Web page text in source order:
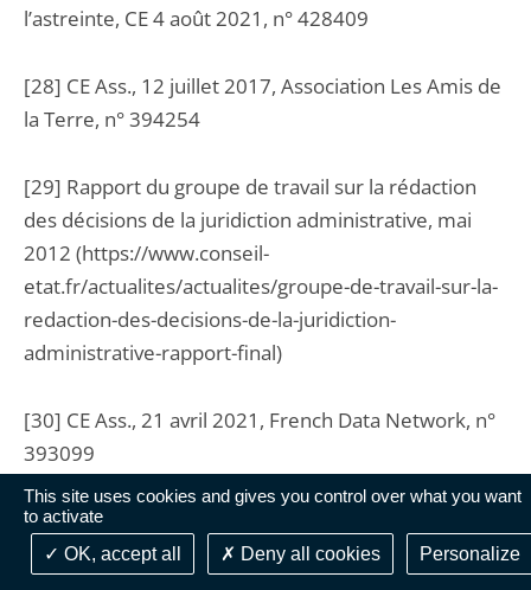
This site uses cookies and gives you control over what you want
to activate
OK, accept all
Deny all cookies Personalize
l’astreinte, CE 4 août 2021, n° 428409
[28] CE Ass., 12 juillet 2017, Association Les Amis de
la Terre, n° 394254
[29] Rapport du groupe de travail sur la rédaction
des décisions de la juridiction administrative, mai
2012 (https://www.conseil-
etat.fr/actualites/actualites/groupe-de-travail-sur-la-
redaction-des-decisions-de-la-juridiction-
administrative-rapport-final)
[30] CE Ass., 21 avril 2021, French Data Network, n°
393099
[31] Décret n° 2020-1404 du 18 novembre 2020
portant expérimentation au Conseil d'Etat des